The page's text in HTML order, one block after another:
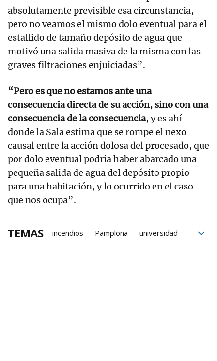
absolutamente previsible esa circunstancia,
pero no veamos el mismo dolo eventual para el
estallido de tamaño depósito de agua que
motivó una salida masiva de la misma con las
graves filtraciones enjuiciadas”.
“Pero es que no estamos ante una
consecuencia directa de su acción, sino con una
consecuencia de la consecuencia, y es ahí
donde la Sala estima que se rompe el nexo
causal entre la acción dolosa del procesado, que
por dolo eventual podría haber abarcado una
pequeña salida de agua del depósito propio
para una habitación, y lo ocurrido en el caso
que nos ocupa”.
TEMAS incendios Pamplona
universidad